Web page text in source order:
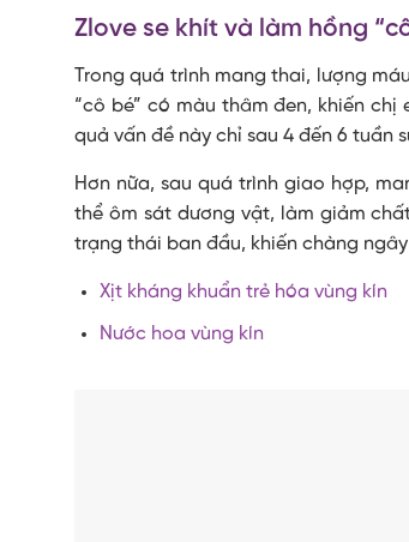
Zlove se khít và làm hồng
Trong quá trình mang thai, lượng
“cô bé” có màu thâm đen, khiến
quả vấn đề này chỉ sau 4 đến 6 tuần
Hơn nữa, sau quá trình giao hợp,
thể ôm sát dương vật, làm giảm
trạng thái ban đầu, khiến chàng
Xịt kháng khuẩn trẻ hóa vùng kín
Nước hoa vùng kín